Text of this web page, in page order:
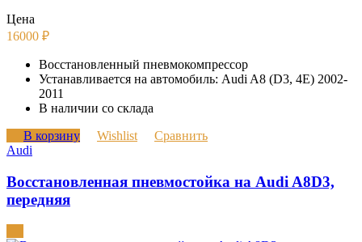
Цена
16000 ₽
Восстановленный пневмокомпрессор
Устанавливается на автомобиль: Audi A8 (D3, 4E) 2002-
2011
В наличии со склада
В корзину
Wishlist
Сравнить
Audi
Восстановленная пневмостойка на Audi A8D3,
передняя